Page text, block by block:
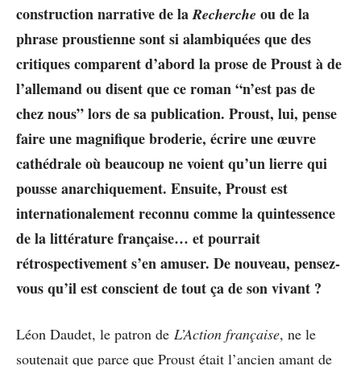
construction narrative de laRecherche ou de la
phrase proustienne sont si alambiquées que des
critiques comparent d’abord la prose de Proust à de
l’allemand ou disent que ce roman “n’est pas de
chez nous” lors de sa publication. Proust, lui, pense
faire une magnifique broderie, écrire une œuvre
cathédrale où beaucoup ne voient qu’un lierre qui
pousse anarchiquement. Ensuite, Proust est
internationalement reconnu comme la quintessence
de la littérature française… et pourrait
rétrospectivement s’en amuser. De nouveau, pensez-
vous qu’il est conscient de tout ça de son vivant ?
Léon Daudet, le patron de L’Action française, ne le
soutenait que parce que Proust était l’ancien amant de